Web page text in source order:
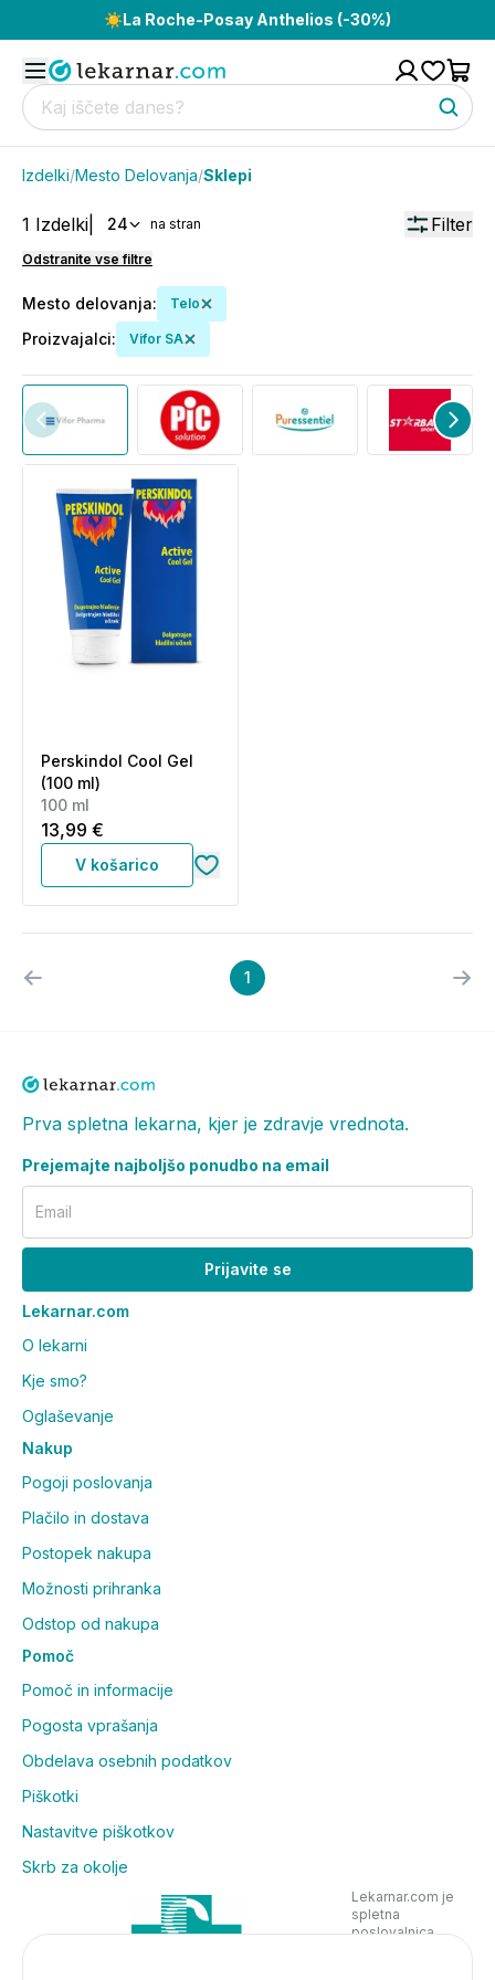
☀️La Roche-Posay Anthelios (-30%)
Izdelki/Mesto Delovanja/Sklepi
1 Izdelki 24 na stran Filter
Odstranite vse filtre
Mesto delovanja: Telo
Proizvajalci: Vifor SA
Perskindol Cool Gel
(100 ml)
100 ml
13,99 €
V košarico
1
Prva spletna lekarna, kjer je zdravje vrednota.
Prejemajte najboljšo ponudbo na email
Email
Prijavite se
Lekarnar.com
O lekarni
Kje smo?
Oglaševanje
Nakup
Pogoji poslovanja
Plačilo in dostava
Postopek nakupa
Možnosti prihranka
Odstop od nakupa
Pomoč
Pomoč in informacije
Pogosta vprašanja
Obdelava osebnih podatkov
Piškotki
Nastavitve piškotkov
Skrb za okolje
Lekarnar.com je
spletna
poslovalnica